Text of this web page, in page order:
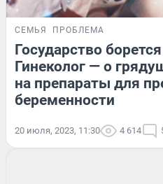
СЕМЬЯ ПРОБЛЕМА
Государство
Гинеколог — о
на препараты для
беременности
20 июля, 2023, 11:30 4 614